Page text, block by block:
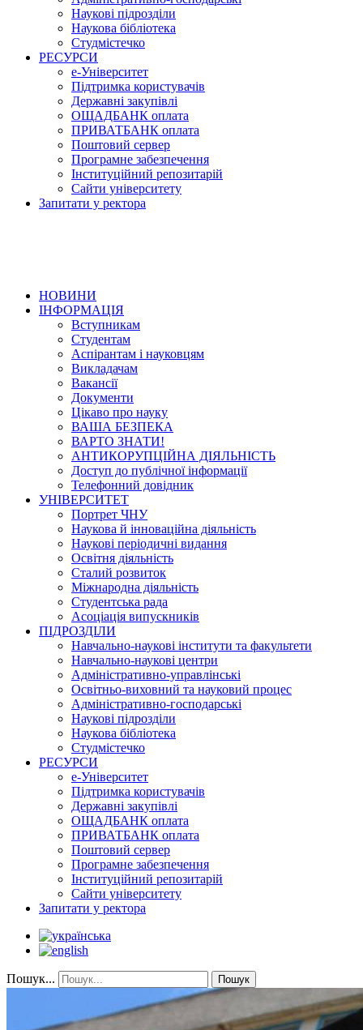
Наукові підрозділи
Наукова бібліотека
Студмістечко
РЕСУРСИ
е-Університет
Підтримка користувачів
Державні закупівлі
ОЩАДБАНК оплата
ПРИВАТБАНК оплата
Поштовий сервер
Програмне забезпечення
Інституційний репозитарій
Сайти університету
Запитати у ректора
НОВИНИ
ІНФОРМАЦІЯ
Вступникам
Студентам
Аспірантам і науковцям
Викладачам
Вакансії
Документи
Цікаво про науку
ВАША БЕЗПЕКА
ВАРТО ЗНАТИ!
АНТИКОРУПЦІЙНА ДІЯЛЬНІСТЬ
Доступ до публічної інформації
Телефонний довідник
УНІВЕРСИТЕТ
Портрет ЧНУ
Наукова й інноваційна діяльність
Наукові періодичні видання
Освітня діяльність
Сталий розвиток
Міжнародна діяльність
Студентська рада
Асоціація випускників
ПІДРОЗДІЛИ
Навчально-наукові інститути та факультети
Навчально-наукові центри
Адміністративно-управлінські
Освітньо-виховний та науковий процес
Адміністративно-господарські
Наукові підрозділи
Наукова бібліотека
Студмістечко
РЕСУРСИ
е-Університет
Підтримка користувачів
Державні закупівлі
ОЩАДБАНК оплата
ПРИВАТБАНК оплата
Поштовий сервер
Програмне забезпечення
Інституційний репозитарій
Сайти університету
Запитати у ректора
Пошук... Пошук